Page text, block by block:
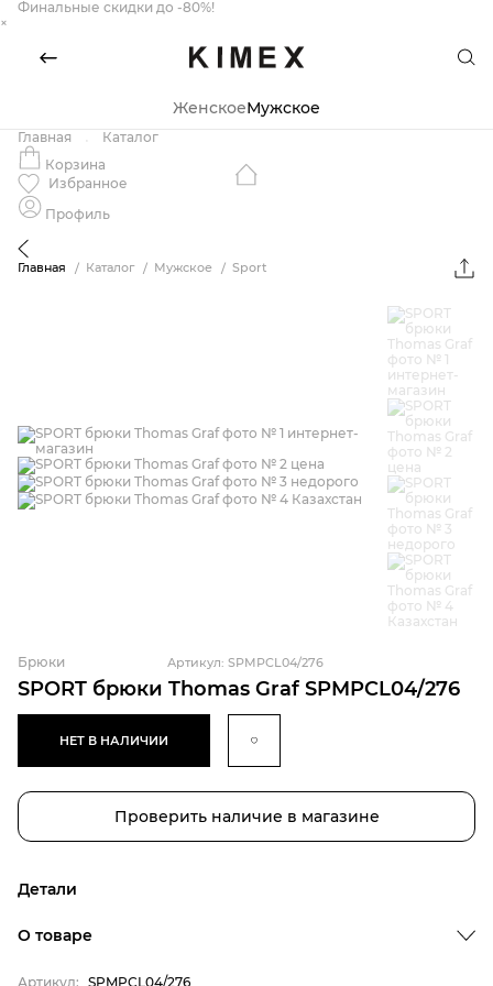
Финальные скидки до -80%!
×
ЖенскоеМужское
Главная
Каталог
Корзина
Избранное
Профиль
Главная Каталог Мужское Sport
SPORT брюки Thomas Graf SPMPCL04/276
Брюки Артикул: SPMPCL04/276
НЕТ В НАЛИЧИИ
Проверить наличие в магазине
Детали
О товаре
Артикул: SPMPCL04/276